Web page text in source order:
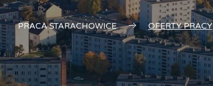
PRACA STARACHOWICE OFERTY PRACY